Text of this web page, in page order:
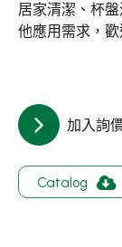
居家清潔、杯
他應用需求，
加入詢
Catalog